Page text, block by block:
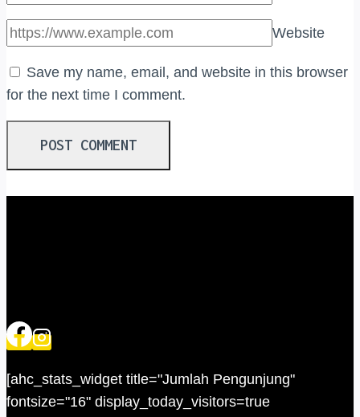
Website
Save my name, email, and website in this browser
for the next time I comment.
[ahc_stats_widget title="Jumlah Pengunjung"
fontsize="16" display_today_visitors=true